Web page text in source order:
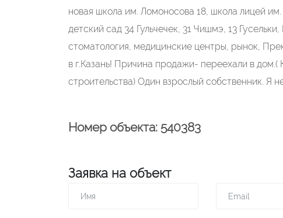
новая школа им. Ломоносова 18, школа лицей
детский сад 34 Гульчечек, 31 Чишмэ, 13
стоматология, медицинские центры, рынок,
в г.Казань! Причина продажи- переехали в
строительства) Один взрослый собственник. Я
Номер объекта: 540383
Заявка на объект